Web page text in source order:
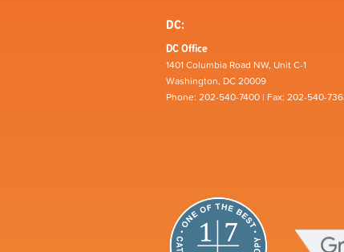
DC:
DC Office
1401 Columbia Road NW, Unit C-1
Washington, DC 20009
Phone: 202-540-7400 | Fax: 202-540-